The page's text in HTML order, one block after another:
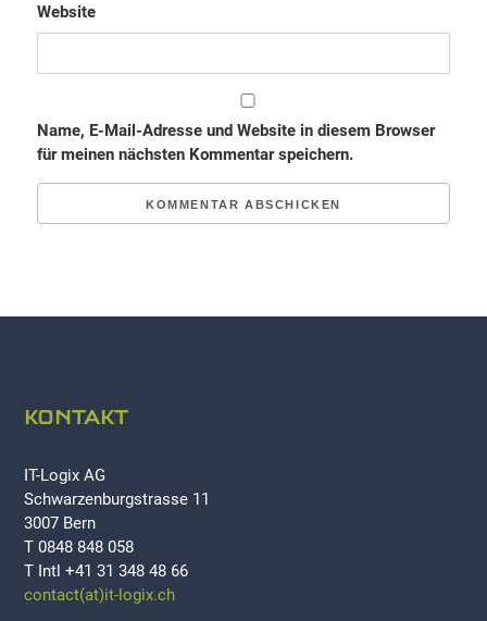
Website
Name, E-Mail-Adresse und Website in diesem Browser
für meinen nächsten Kommentar speichern.
KONTAKT
IT-Logix AG
Schwarzenburgstrasse 11
3007 Bern
T 0848 848 058
T Intl +41 31 348 48 66
contact(at)it-logix.ch